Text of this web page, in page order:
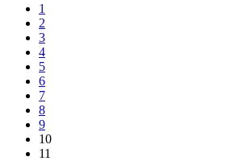
1
2
3
4
5
6
7
8
9
10
11